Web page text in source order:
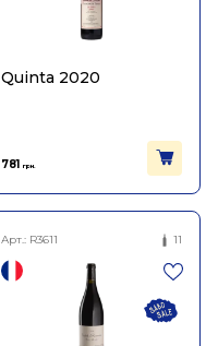
Quinta 2020
781 грн.
Арт.: R3611 11